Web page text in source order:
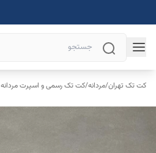
کت تک تهران/مردانه/کت تک رسمی و اسپرت مردانه